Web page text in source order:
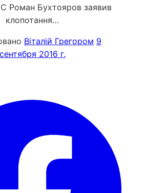
Роман Бухтояров заявив
клопотання…
Віталій Грегором 9
сентября 2016 г.